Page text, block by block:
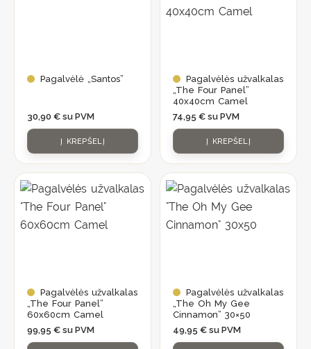
Pagalvėlė „Santos”
30,90 € su PVM
Į KREPŠELĮ
Pagalvėlės užvalkalas
„The Four Panel”
40x40cm Camel
74,95 € su PVM
Į KREPŠELĮ
Pagalvėlės užvalkalas
„The Four Panel”
60x60cm Camel
99,95 € su PVM
Pagalvėlės užvalkalas
„The Oh My Gee
Cinnamon” 30×50
49,95 € su PVM